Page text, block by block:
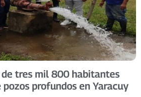
tres mil 800 habitantes
profundos en Yaracuy